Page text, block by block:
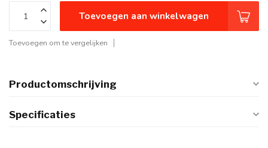
Toevoegen aan winkelwagen
Toevoegen om te vergelijken
Productomschrijving
Specificaties